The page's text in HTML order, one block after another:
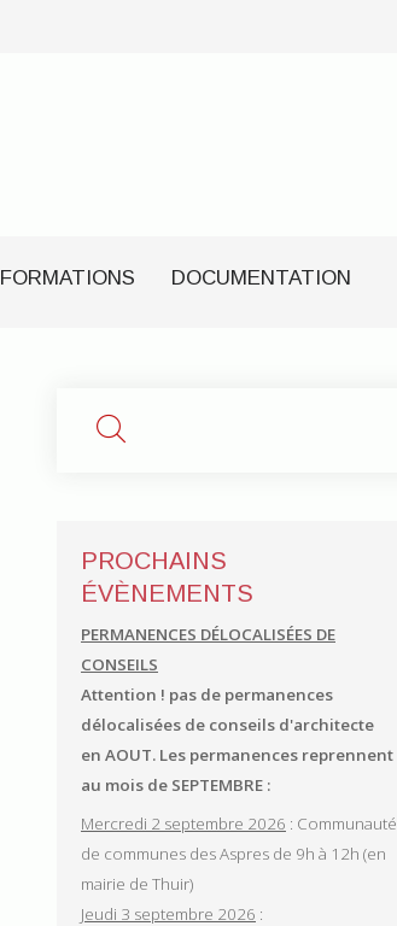
FORMATIONS DOCUMENTATION
PROCHAINS
ÉVÈNEMENTS
PERMANENCES DÉLOCALISÉES DE
CONSEILS
Attention ! pas de permanences
délocalisées de conseils d'architecte
en AOUT. Les permanences reprennent
au mois de SEPTEMBRE :
Mercredi 2 septembre 2026 : Communauté
de communes des Aspres de 9h à 12h (en
mairie de Thuir)
Jeudi 3 septembre 2026 :